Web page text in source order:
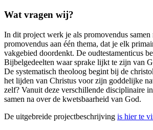
Wat vragen wij?
In dit project werk je als promovendus samen
promovendus aan één thema, dat je elk
vakgebied doordenkt. De oudtestamenticus
Bijbelgedeelten waar sprake lijkt te zijn van
De systematisch theoloog begint bij de
het lijden van Christus voor zijn goddelijke
zelf? Vanuit deze verschillende disciplinaire
samen na over de kwetsbaarheid van God.
De uitgebreide projectbeschrijving is hier te